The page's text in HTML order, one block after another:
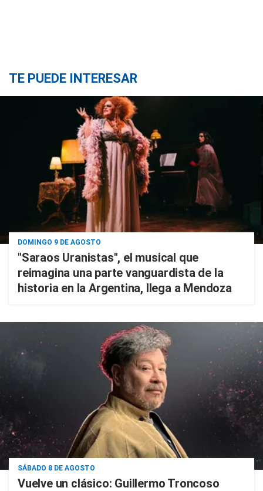
TE PUEDE INTERESAR
DOMINGO 9 DE AGOSTO
"Saraos Uranistas", el musical que
reimagina una parte vanguardista de la
historia en la Argentina, llega a Mendoza
SÁBADO 8 DE AGOSTO
Vuelve un clásico: Guillermo Troncoso